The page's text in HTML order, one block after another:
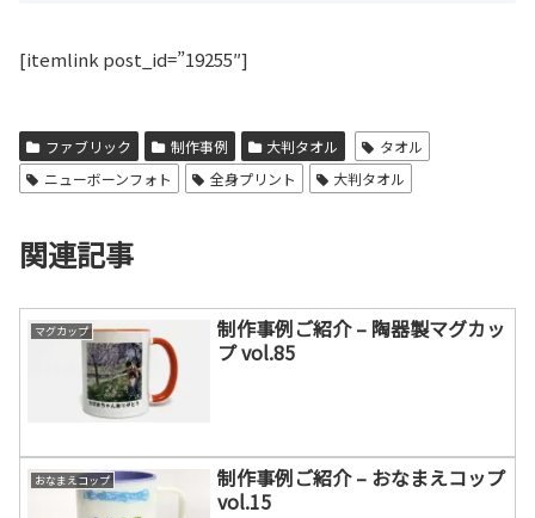
[itemlink post_id=”19255″]
ファブリック 制作事例 大判タオル
タオル
ニューボーンフォト
全身プリント 大判タオル
関連記事
マグカップ
制作事例ご紹介 – 陶器製マグカッ
プ vol.85
おなまえコップ
制作事例ご紹介 – おなまえコップ
vol.15